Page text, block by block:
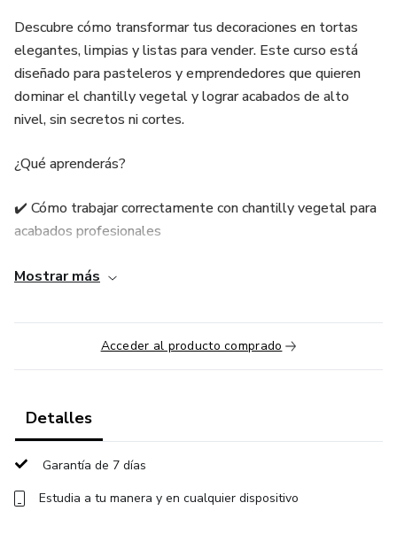
Descubre cómo transformar tus decoraciones en tortas
elegantes, limpias y listas para vender. Este curso está
diseñado para pasteleros y emprendedores que quieren
dominar el chantilly vegetal y lograr acabados de alto
nivel, sin secretos ni cortes.
¿Qué aprenderás?
✔️ Cómo trabajar correctamente con chantilly vegetal para
acabados profesionales
✔️ Hidratación según el uso: cobertura, boquillas, rosas,
✔️ Uso correcto de utensilios y herramientas para cada
técnica
✔️ Prácticas recomendadas y errores comunes que debes
que venden
Mostrar más
Acceder al producto comprado
Detalles
Garantía de 7 días
Estudia a tu manera y en cualquier dispositivo